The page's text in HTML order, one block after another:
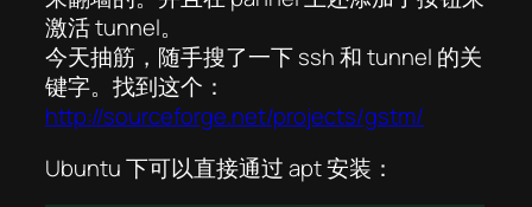
激活 tunnel。
今天抽筋，随手搜了一下 ssh 和 tunnel 的关
键字。找到这个：
http://sourceforge.net/projects/gstm/
Ubuntu 下可以直接通过 apt 安装：